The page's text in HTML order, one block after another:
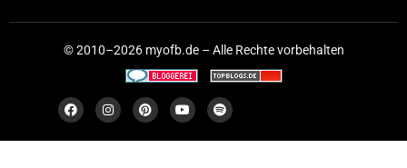
© 2010–2026 myofb.de – Alle Rechte vorbehalten